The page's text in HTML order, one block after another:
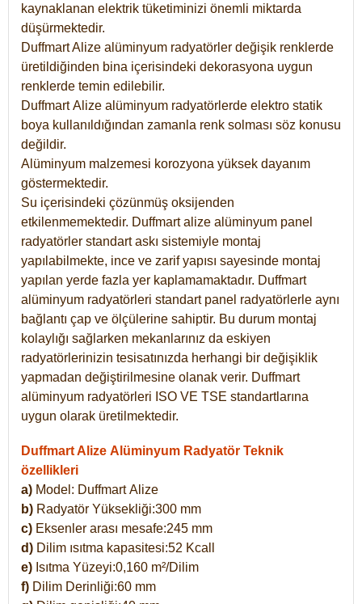
kaynaklanan elektrik tüketiminizi önemli miktarda
düşürmektedir.
Duffmart Alize alüminyum radyatörler değişik renklerde
üretildiğinden bina içerisindeki dekorasyona uygun
renklerde temin edilebilir.
DuffmartAlize alüminyum radyatörlerde elektro statik
boya kullanıldığından zamanla renk solması söz konusu
değildir.
Alüminyum malzemesi korozyona yüksek dayanım
göstermektedir.
Su içerisindeki çözünmüş oksijenden
etkilenmemektedir. Duffmart alize alüminyum panel
radyatörler standart askı sistemiyle montaj
yapılabilmekte, ince ve zarif yapısı sayesinde montaj
yapılan yerde fazla yer kaplamamaktadır. Duffmart
alüminyum radyatörleri standart panel radyatörlerle aynı
bağlantı çap ve ölçülerine sahiptir. Bu durum montaj
kolaylığı sağlarken mekanlarınız da eskiyen
radyatörlerinizin tesisatınızda herhangi bir değişiklik
yapmadan değiştirilmesine olanak verir. Duffmart
alüminyum radyatörleri ISO VE TSE standartlarına
uygun olarak üretilmektedir.
Duffmart Alize Alüminyum Radyatör Teknik
özellikleri
a) Model: DuffmartAlize
b) Radyatör Yüksekliği:300 mm
c) Eksenler arası mesafe:245 mm
d) Dilim ısıtma kapasitesi:52 Kcall
e) Isıtma Yüzeyi:0,160 m²/Dilim
f) Dilim Derinliği:60 mm